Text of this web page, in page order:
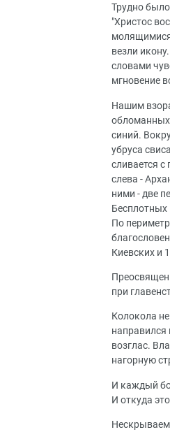
Трудно
"Христос
молящимися
везли
словами
мгновение
Нашим
обломанных
синий.
убруса
сливается
слева -
ними - две
Бесплотных
По
Киевских и
при
Колокола
направился
возглас.
нагорную
И каждый
И откуда